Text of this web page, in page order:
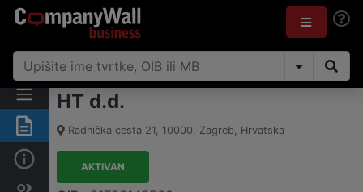
Sažetak
HT d.d.
Radnička cesta 21, 10000, Zagreb, Hrvatska
AKTIVAN